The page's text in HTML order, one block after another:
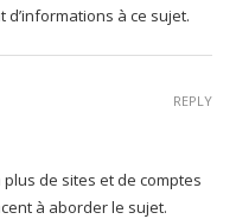
d’informations à ce sujet.
de sites et de comptes
à aborder le sujet.
REPLY